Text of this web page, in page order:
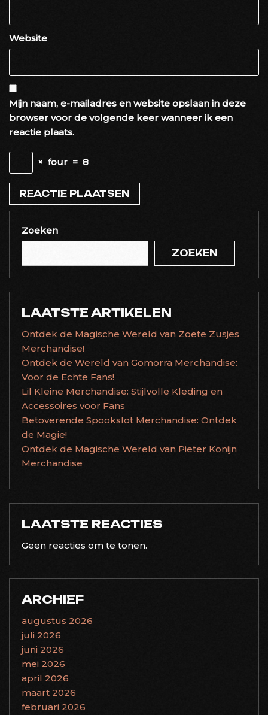
Website
Mijn naam, e-mailadres en website opslaan in deze
browser voor de volgende keer wanneer ik een
reactie plaats.
× four = 8
Zoeken
ZOEKEN
LAATSTE ARTIKELEN
Ontdek de Magische Wereld van Zoete Zusjes
Merchandise!
Ontdek de Wereld van Gomorra Merchandise:
Voor de Echte Fans!
Lil Kleine Merchandise: Stijlvolle Kleding en
Accessoires voor Fans
Betoverende Spookslot Merchandise: Ontdek
de Magie!
Ontdek de Magische Wereld van Pieter Konijn
Merchandise
LAATSTE REACTIES
Geen reacties om te tonen.
ARCHIEF
augustus 2026
juli 2026
juni 2026
mei 2026
april 2026
maart 2026
februari 2026